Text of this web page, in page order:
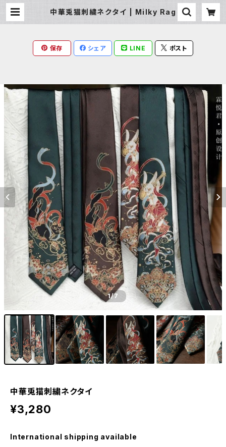
中華兎猫刺繍ネクタイ | Milky Rag
保存 シェア LINE ポスト
1/7
中華兎猫刺繍ネクタイ
¥3,280
International shipping available